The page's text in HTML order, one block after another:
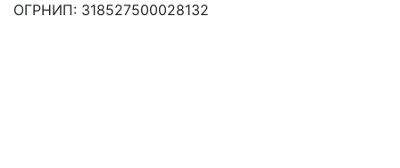
ОГРНИП: 318527500028132